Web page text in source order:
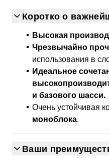
Коротко о
Высокая
Чрезвычайно
использования в
Идеальное
и базового шасси.
Очень устойчивая
моноблока.
Ваши